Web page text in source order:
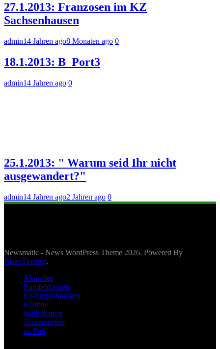
27.1.2013: Franzosen im KZ
Sachsenhausen
admin14 Jahren ago8 Monaten ago 0
18.1.2013: B_Port3
admin14 Jahren ago 0
25.1.2013: " Warum seid Ihr nicht
ausgewandert?"
admin14 Jahren ago2 Jahren ago 0
Newsmatic - News WordPress Theme 2026. Powered By
BlazeThemes.
Aktuelles
Empfehlungen
Ex-Empfehlungen
Kantine
Städtetouren
Tourenarchiv
zu Fuß